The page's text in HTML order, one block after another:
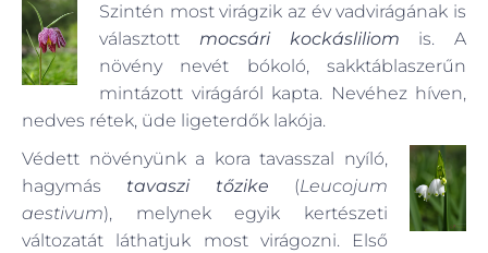
Szintén most virágzik az év vadvirágának is
választott mocsári kockásliliom is. A
növény nevét bókoló, sakktáblaszerűn
mintázott virágáról kapta. Nevéhez híven,
nedves rétek, üde ligeterdők lakója.
Védett növényünk a kora tavasszal nyíló,
hagymás tavaszi tőzike (Leucojum
aestivum), melynek egyik kertészeti
változatát láthatjuk most virágozni. Első